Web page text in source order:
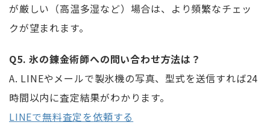
が厳しい（高温多湿など）場合は、より頻繁なチェッ
クが望まれます。
Q5. 氷の錬金術師への問い合わせ方法は？
A. LINEやメールで製氷機の写真、型式を送信すれば24
時間以内に査定結果がわかります。
LINEで無料査定を依頼する